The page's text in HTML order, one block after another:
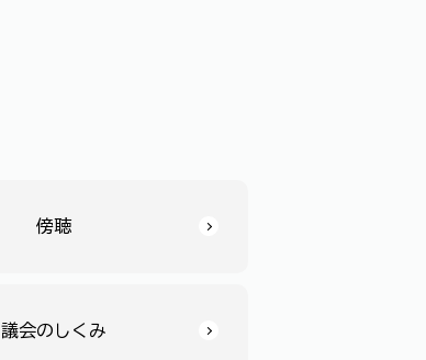
傍聴
議会のしくみ